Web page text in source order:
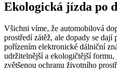
Ekologická jízda po
Všichni víme, že automobilová
prostředí zátěž, ale dopady se
pořízením elektronické dálniční
udržitelnější a ekologičtější
zvětšenou ochranu životního